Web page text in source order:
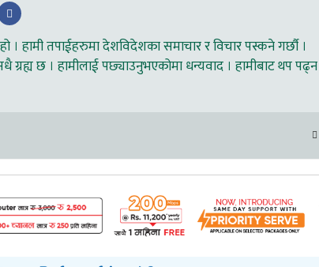
। हामी तपाईहरुमा देशविदेशका समाचार र विचार पस्कने गर्छौ ।
छ । हामीलाई पछ्याउनुभएकोमा धन्यवाद । हामीबाट थप पढ्न